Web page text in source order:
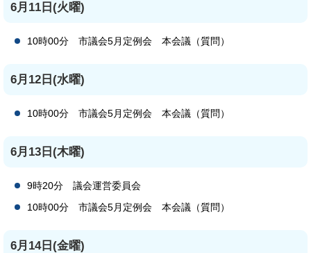
6月11日(火曜)
10時00分 市議会5月定例会 本会議（質問）
6月12日(水曜)
10時00分 市議会5月定例会 本会議（質問）
6月13日(木曜)
9時20分 議会運営委員会
10時00分 市議会5月定例会 本会議（質問）
6月14日(金曜)